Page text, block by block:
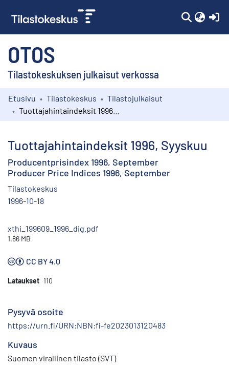
OTOS
Tilastokeskuksen julkaisut verkossa
Kokoelmat
Etusivu Tilastokeskus
Tilastojulkaisut
Tuottajahintaindeksit 1996, Syyskuu
Producentprisindex 1996, September
Producer Price Indices 1996, September
Tilastokeskus
1996-10-18
xthi_199609_1996_dig.pdf
1.86 MB
CC BY 4.0
Lataukset 110
Pysyvä osoite
https://urn.fi/URN:NBN:fi-fe2023013120483
Kuvaus
Suomen virallinen tilasto (SVT)